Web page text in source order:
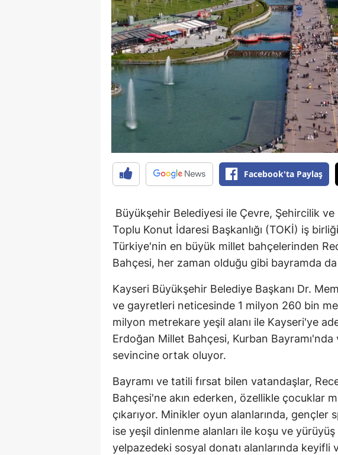
Facebook'ta Paylaş
Büyükşehir Belediyesi ile Çevre, Şehircilik ve
Toplu Konut İdaresi Başkanlığı (TOKİ) iş
Türkiye'nin en büyük millet bahçelerinden
Bahçesi, her zaman olduğu gibi bayramda
Kayseri Büyükşehir Belediye Başkanı Dr.
ve gayretleri neticesinde 1 milyon 260 bin
milyon metrekare yeşil alanı ile Kayseri'ye
Erdoğan Millet Bahçesi, Kurban Bayramı'nda
sevincine ortak oluyor.
Bayramı ve tatili fırsat bilen vatandaşlar,
Bahçesi'ne akın ederken, özellikle çocuklar
çıkarıyor. Minikler oyun alanlarında,
ise yeşil dinlenme alanları ile koşu ve
yelpazedeki sosyal donatı alanlarında keyifli